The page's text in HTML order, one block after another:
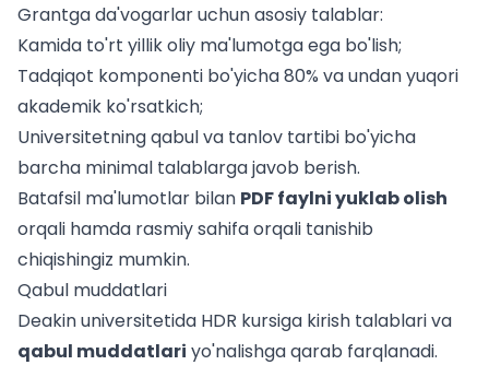
Grantga da'vogarlar uchun asosiy talablar:
Kamida to'rt yillik oliy ma'lumotga ega bo'lish;
Tadqiqot komponenti bo'yicha 80% va undan yuqori
akademik ko'rsatkich;
Universitetningqabul va tanlov tartibi bo'yicha
barcha minimal talablarga javob berish.
Batafsil ma'lumotlar bilan PDF faylni yuklab olish
orqali hamda rasmiy sahifaorqali tanishib
chiqishingiz mumkin.
Qabul muddatlari
Deakin universitetida HDR kursiga kirish talablari va
qabul muddatlari yo'nalishga qarab farqlanadi.